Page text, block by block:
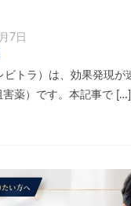
7日
ビトラ）は、効果発現が
害薬）です。本記事で […]